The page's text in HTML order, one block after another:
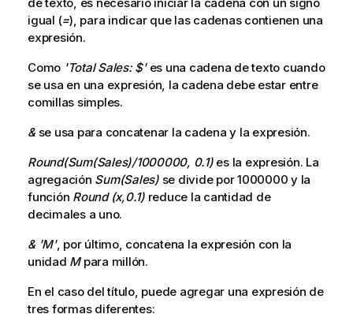
igual (=), para indicar que las cadenas contienen una
expresión.
Como 'Total Sales: $'es una cadena de texto cuando
se usa en una expresión, la cadena debe estar entre
comillas simples.
&se usa para concatenar la cadena y la expresión.
Round(Sum(Sales)/1000000, 0.1) es la expresión. La
agregación Sum(Sales)se divide por 1000000 y la
función Round (x,0.1)reduce la cantidad de
decimales a uno.
& 'M', por último, concatena la expresión con la
unidad Mpara millón.
En el caso del título, puede agregar una expresión de
tres formas diferentes: